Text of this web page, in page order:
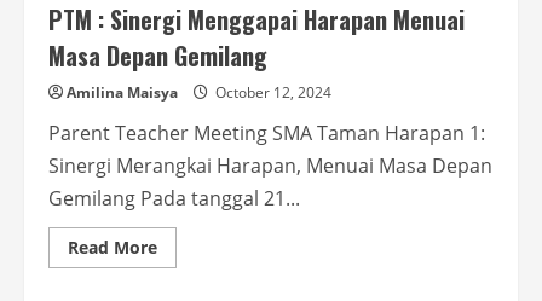
PTM : Sinergi Menggapai Harapan Menuai
Masa Depan Gemilang
Amilina Maisya October 12, 2024
Parent Teacher Meeting SMA Taman Harapan 1:
Sinergi Merangkai Harapan, Menuai Masa Depan
Gemilang Pada tanggal 21...
Read MoreRead
more